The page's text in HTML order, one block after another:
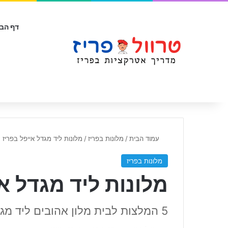
דף
עמוד הבית/ מלונות בפריז/ מלונות ליד מגדל אייפל בפריז
מלונות בפריז
מלונות ליד מגדל
5 המלצות לבית מלון אהובים ליד מגדל אייפל ששווה להכיר לפני שמגיעים